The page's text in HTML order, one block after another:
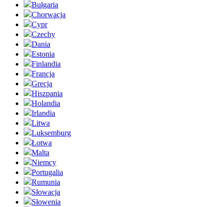
Bułgaria
Chorwacja
Cypr
Czechy
Dania
Estonia
Finlandia
Francja
Grecja
Hiszpania
Holandia
Irlandia
Litwa
Luksemburg
Łotwa
Malta
Niemcy
Portugalia
Rumunia
Słowacja
Słowenia